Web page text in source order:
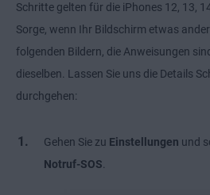
Schritte gelten für die iPhones 12, 13,
Sorge, wenn Ihr Bildschirm etwas
folgenden Bildern, die Anweisungen
dieselben. Lassen Sie uns die Details
durchgehen:
Gehen Sie zu Einstellungen und
Notruf-SOS.